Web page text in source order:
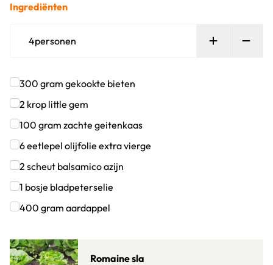
Ingrediënten
4personen Persoon
300 gram gekookte bieten
Klik om dit selectievakje aan te vinken
2 krop little gem
Klik om dit selectievakje aan te vinken
100 gram zachte geitenkaas
Klik om dit selectievakje aan te vinken
6eetlepel olijfolie extra vierge
Klik om dit selectievakje aan te vinken
2 scheut balsamico azijn
Klik om dit selectievakje aan te vinken
1 bosje bladpeterselie
Klik om dit selectievakje aan te vinken
400 gram aardappel
Romaine sla
Lees meer over Romaine sla